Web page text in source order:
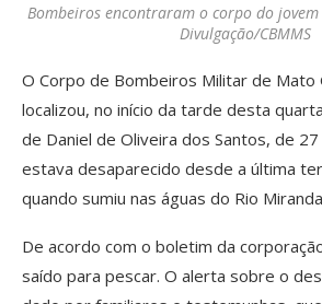
Bombeiros encontraram o corpo do
Divulgação/CBMMS
O Corpo de Bombeiros Militar de Mato
localizou, no início da tarde desta
de Daniel de Oliveira dos Santos, de
estava desaparecido desde a última
quando sumiu nas águas do Rio
De acordo com o boletim da
saído para pescar. O alerta sobre o